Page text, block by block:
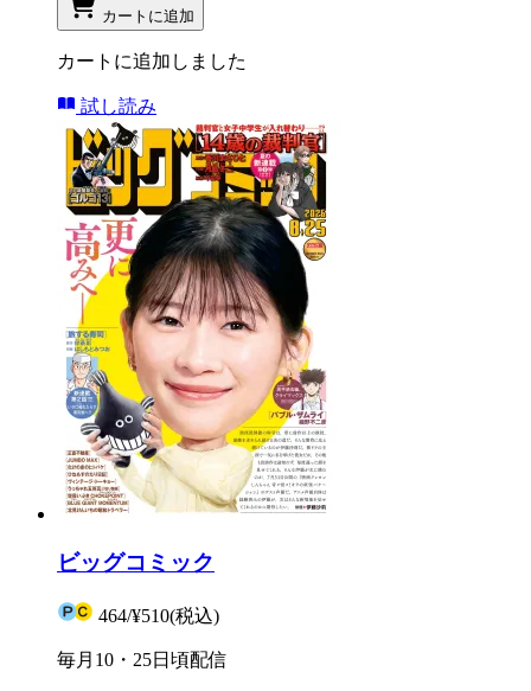
カートに追加
カートに追加しました
試し読み
ビッグコミック
464/¥510(税込)
毎月10・25日頃配信